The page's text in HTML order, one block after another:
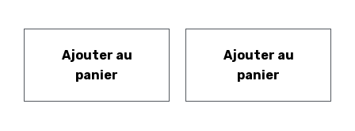
Ajouter au
panier
Ajouter au
panier